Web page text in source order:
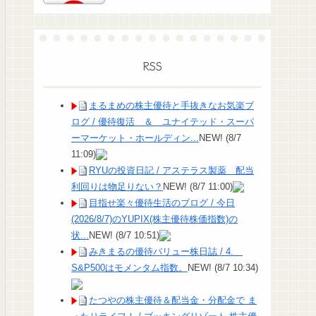
RSS
まるまめの株主優待と手抜きなお気楽ブ
ログ / 優待復活 ＆ ユナイテッド・スーパ
ーマーケット・ホールディン... NEW! (8/7
11:09)
RYUの投資日記 / アステラス製薬 配当
利回りは物足りない？ NEW! (8/7 11:00)
目指せ楽々優待生活のブログ / 今日
(2026/8/7)のYUPIX(株主優待株価指数)の
状... NEW! (8/7 10:51)
みきまるの優待バリュー株日誌 / 4.
S&P500はモメンタム指数。 NEW! (8/7 10:34)
たつやの株主優待＆配当金・分配金で ま